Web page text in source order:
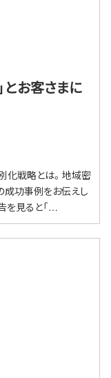
とお客さまに
化戦略とは。地域密
成功事例をお伝えし
を見ると「…